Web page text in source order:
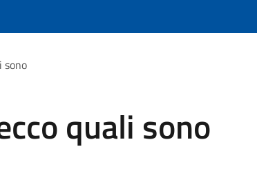
sono
quali sono